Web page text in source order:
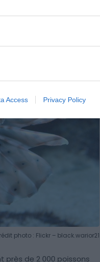
Access Privacy Policy
photo : Flickr – black.warior21
près de 2 000 poissons